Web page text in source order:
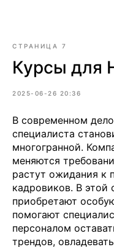
СТРАНИЦА 7
Курсы для
2025-06-26 20:36
В современном
специалиста
многогранной.
меняются
растут ожидания к
кадровиков. В этой
приобретают
помогают
персоналом
трендов,